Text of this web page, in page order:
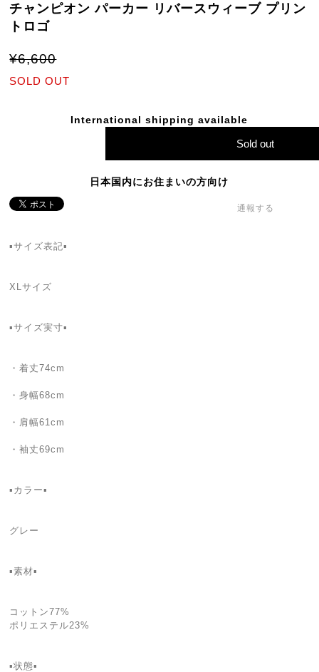
チャンピオン パーカー リバースウィーブ プリン
トロゴ
¥6,600
SOLD OUT
International shipping available
Sold out
日本国内にお住まいの方向け
通報する
▪サイズ表記▪
XLサイズ
▪サイズ実寸▪
・着丈74cm
・身幅68cm
・肩幅61cm
・袖丈69cm
▪カラー▪
グレー
▪素材▪
コットン77%
ポリエステル23%
▪状態▪